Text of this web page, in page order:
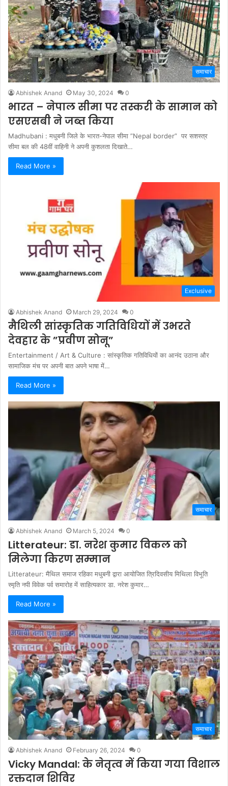
समाचार
Abhishek Anand May 30, 2024 0
भारत – नेपाल सीमा पर तस्करी के सामान को
एसएसबी ने जब्त किया
Madhubani : मधुबनी जिले के भारत-नेपाल सीमा ”Nepal border” पर सशस्त्र
सीमा बल की 48वीं वाहिनी ने अपनी कुशलता दिखाते…
Read More »
Exclusive
Abhishek Anand March 29, 2024 0
मैथिली सांस्कृतिक गतिविधियों में उभरते
देवहार के ”प्रवीण सोनू”
Entertainment / Art & Culture : सांस्कृतिक गतिविधियों का आनंद उठाना और
सामाजिक मंच पर अपनी बात अपने भाषा में…
Read More »
समाचार
Abhishek Anand March 5, 2024 0
Litterateur: डा. नरेश कुमार विकल को
मिलेगा किरण सम्मान
Litterateur: मैथिल समाज रहिका मधुबनी द्वारा आयोजित त्रिदिवसीय मिथिला विभूति
स्मृति नपी विवेक पर्व समारोह में साहित्यकार डा. नरेश कुमार…
Read More »
समाचार
Abhishek Anand February 26, 2024 0
Vicky Mandal: के नेतृत्व में किया गया विशाल
रक्तदान शिविर